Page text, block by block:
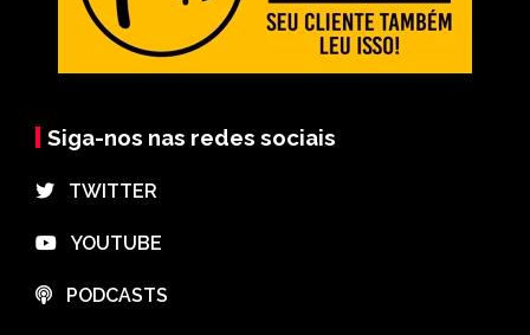
Siga-nos nas redes sociais
⠀TWITTER
⠀YOUTUBE
⠀PODCASTS